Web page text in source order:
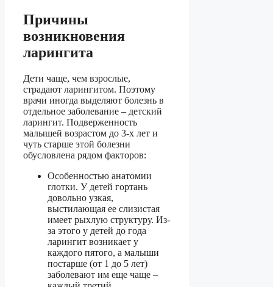
Причины
возникновения
ларингита
Дети чаще, чем взрослые,
страдают ларингитом. Поэтому
врачи иногда выделяют болезнь в
отдельное заболевание – детский
ларингит. Подверженность
малышей возрастом до 3-х лет и
чуть старше этой болезни
обусловлена рядом факторов:
Особенностью анатомии
глотки. У детей гортань
довольно узкая,
выстилающая ее слизистая
имеет рыхлую структуру. Из-
за этого у детей до года
ларингит возникает у
каждого пятого, а малыши
постарше (от 1 до 5 лет)
заболевают им еще чаще –